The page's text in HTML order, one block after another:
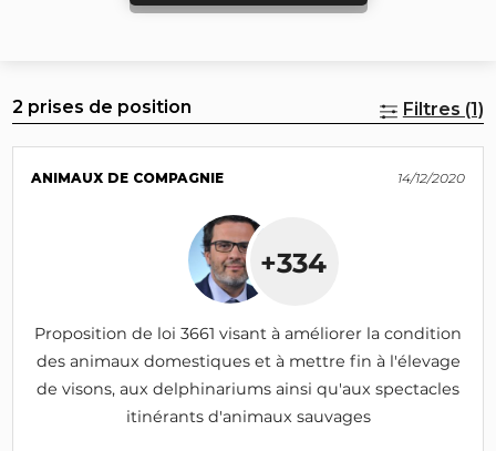
2 prises de position Filtres (1)
ANIMAUX DE COMPAGNIE 14/12/2020
+334
Proposition de loi 3661 visant à améliorer la condition
des animaux domestiques et à mettre fin à l'élevage
de visons, aux delphinariums ainsi qu'aux spectacles
itinérants d'animaux sauvages